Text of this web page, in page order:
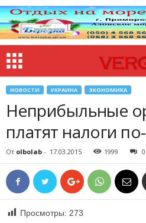
НОВОСТИ УКРАИНА ЭКОНОМИКА
Неприбыльные
платят налоги
От olbolab - 17.03.2015 1999 0
Просмотры: 273